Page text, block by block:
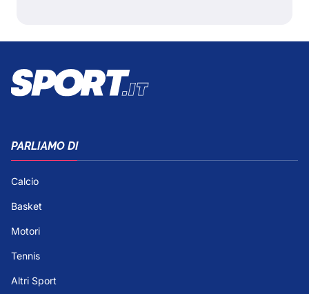
PARLIAMO DI
Calcio
Basket
Motori
Tennis
Altri Sport